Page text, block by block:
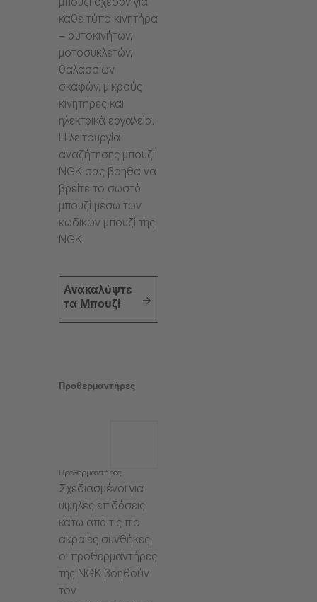
μπουζί σχεδόν για
κάθε τύπο κινητήρα
– αυτοκινήτων,
μοτοσυκλετών,
θαλάσσιων
σκαφών, μικρούς
κινητήρες και
ηλεκτρικά εργαλεία.
Η λειτουργία
αναζήτησης μπουζί
NGK σας βοηθά να
βρείτε το σωστό
μπουζί μέσω των
κωδικών μπουζί της
NGK.
Ανακαλύψτε
τα Μπουζί
Προθερμαντήρες
Προθερμαντήρες
Σχεδιασμένοι για
υψηλές επιδόσεις
κάτω από τις πιο
ακραίες συνθήκες,
οι προθερμαντήρες
της NGK βοηθούν
τον